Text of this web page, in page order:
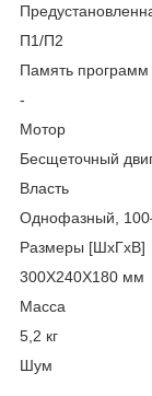
П1/П2
Память программ
-
Мотор
Бесщеточный
Власть
Однофазный,
Размеры [ШxГxВ]
300X240X180 мм
Масса
5,2 кг
Шум